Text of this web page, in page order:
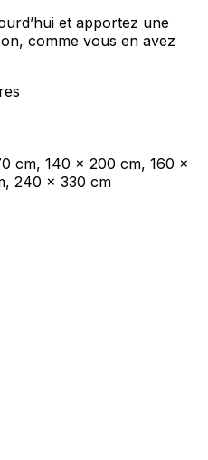
et apportez une
comme vous en avez
cm, 140 x 200 cm, 160 x
240 x 330 cm